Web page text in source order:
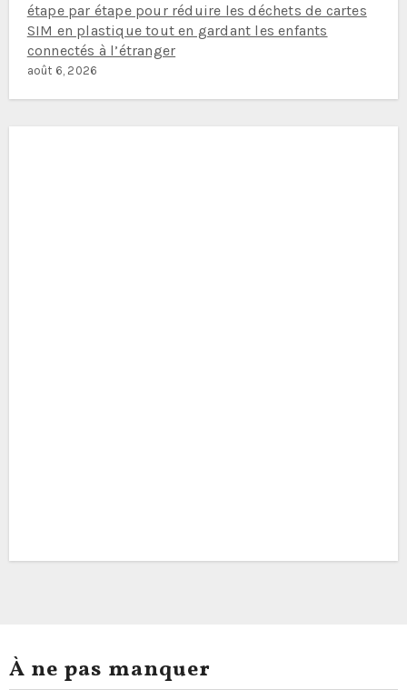
étape par étape pour réduire les déchets de cartes
SIM en plastique tout en gardant les enfants
connectés à l’étranger
août 6, 2026
À ne pas manquer